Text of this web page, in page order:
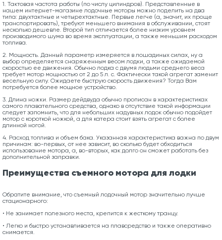
1. Тактовая частота работы (по числу цилиндров). Представленные в
нашем интернет-магазине лодочные моторы можно поделить на два
типа: двухтактные и четырехтактные. Первые легче (а, значит, их проще
транспортировать), требуют меньшего внимания в обслуживании, стоят
несколько дешевле. Второй тип отличается более низким уровнем
производимого шума во время эксплуатации, а также меньшим расходом
топлива.
2. Мощность. Данный параметр измеряется в лошадиных силах, ну а
выбор определяется снаряженным весом лодки, а также ожидаемой
скоростью ее движения. Обычно лодка с двумя людьми среднего веса
требует мотор мощностью от 2 до 5 л. с. Фактически такой агрегат заменит
весельную силу. Ожидаете быструю скорость движения? Тогда Вам
потребуется более мощное устройство.
3. Длина ножки. Размер дейдвуда обычно прописан в характеристиках
самого плавательного средства, однако в отсутствие такой информации
следует запомнить, что для небольших надувных лодок обычно подойдет
мотор с короткой ножкой, а для катера стоит взять агрегат с более
длинной ногой.
4. Расход топлива и объем бака. Указанная характеристика важна по двум
причинам: во-первых, от нее зависит, во сколько будет обходиться
использование мотора, а, во-вторых, как долго он сможет работать без
дополнительной заправки.
Преимущества съемного мотора для лодки
Обратите внимание, что съемный лодочный мотор значительно лучше
стационарного:
• Не занимает полезного места, крепится к жесткому транцу.
• Легко и быстро устанавливается на плавсредство и также оперативно
снимается.